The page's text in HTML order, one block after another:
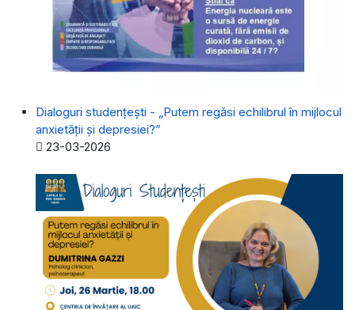
Dialoguri studențești - „Putem regăsi echilibrul în mijlocul
anxietății și depresiei?”
Detalii
23-03-2026